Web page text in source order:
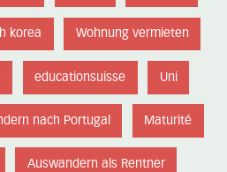
korea Wohnung vermieten
educationsuisse Uni
nach Portugal Maturité
Auswandern als Rentner